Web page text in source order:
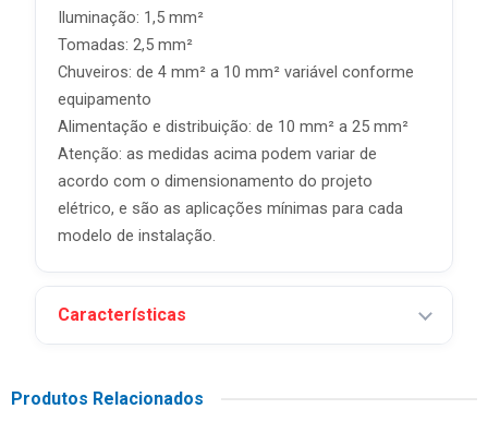
Iluminação: 1,5 mm²
Tomadas: 2,5 mm²
Chuveiros: de 4 mm² a 10 mm² variável conforme
equipamento
Alimentação e distribuição: de 10 mm² a 25 mm²
Atenção: as medidas acima podem variar de
acordo com o dimensionamento do projeto
elétrico, e são as aplicações mínimas para cada
modelo de instalação.
Características
Produtos Relacionados